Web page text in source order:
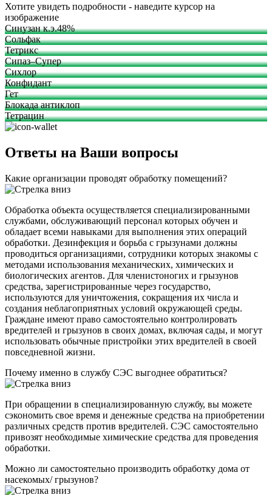
Хотите увидеть подробности - наведите курсор на
изображение
Синузан к.э.48%
Сольфак
Тетрикс
Сипаз–Супер
Сихлор
Конфидант
Гет
Блокада антиклоп
Тетрацин
Ответы на Ваши вопросы
Какие организации проводят обработку помещений?
Обработка объекта осуществляется специализированными
службами, обслуживающий персонал которых обучен и
обладает всеми навыками для выполнения этих операций
обработки. Дезинфекция и борьба с грызунами должны
проводиться организациями, сотрудники которых знакомы с
методами использования механических, химических и
биологических агентов. Для членистоногих и грызунов
средства, зарегистрированные через государство,
используются для уничтожения, сокращения их числа и
создания неблагоприятных условий окружающей среды.
Граждане имеют право самостоятельно контролировать
вредителей и грызунов в своих домах, включая сады, и могут
использовать обычные пристройки этих вредителей в своей
повседневной жизни.
Почему именно в службу СЭС выгоднее обратиться?
При обращении в специализированную службу, вы можете
сэкономить свое время и денежные средства на приобретении
различных средств против вредителей. СЭС самостоятельно
привозят необходимые химические средства для проведения
обработки.
Можно ли самостоятельно производить обработку дома от
насекомых/ грызунов?